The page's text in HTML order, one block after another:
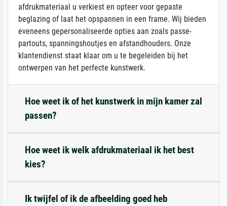
afdrukmateriaal u verkiest en opteer voor gepaste
beglazing of laat het opspannen in een frame. Wij bieden
eveneens gepersonaliseerde opties aan zoals passe-
partouts, spanningshoutjes en afstandhouders. Onze
klantendienst staat klaar om u te begeleiden bij het
ontwerpen van het perfecte kunstwerk.
Hoe weet ik of het kunstwerk in mijn kamer zal
passen?
Hoe weet ik welk afdrukmateriaal ik het best
kies?
Ik twijfel of ik de afbeelding goed heb